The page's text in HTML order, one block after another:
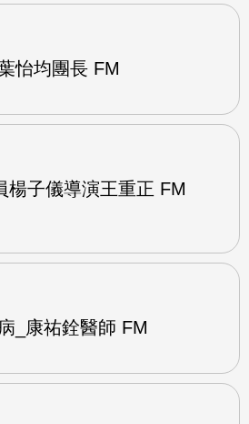
怡均團長 FM
楊子儀導演王重正 FM
_康祐銓醫師 FM